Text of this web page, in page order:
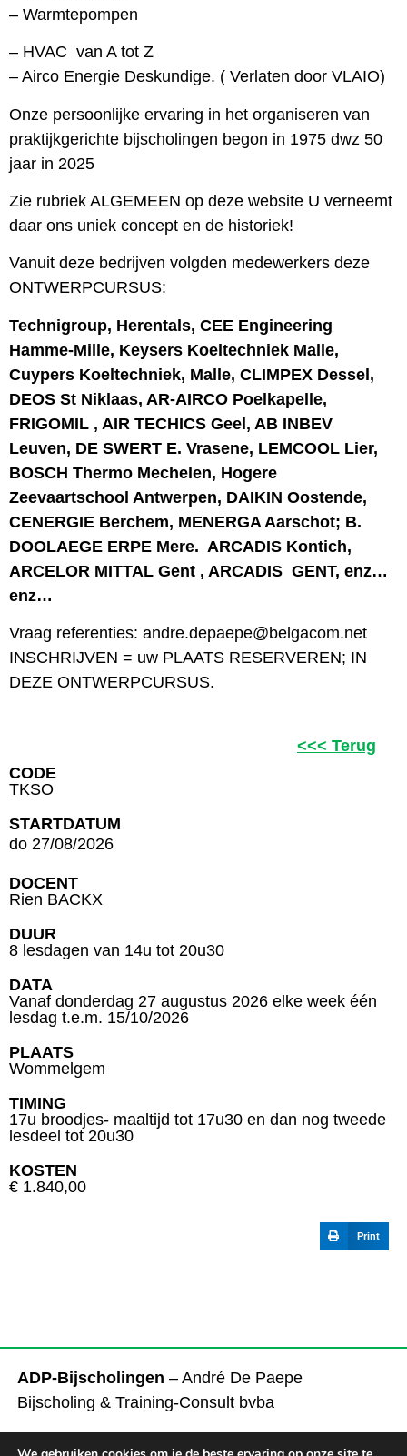
– Warmtepompen
– HVAC van A tot Z
– Airco Energie Deskundige. ( Verlaten door VLAIO)
Onze persoonlijke ervaring in het organiseren van
praktijkgerichte bijscholingen begon in 1975 dwz 50
jaar in 2025
Zie rubriek ALGEMEEN op deze website U verneemt
daar ons uniek concept en de historiek!
Vanuit deze bedrijven volgden medewerkers deze
ONTWERPCURSUS:
Technigroup, Herentals, CEE Engineering
Hamme-Mille, Keysers Koeltechniek Malle,
Cuypers Koeltechniek, Malle, CLIMPEX Dessel,
DEOS St Niklaas, AR-AIRCO Poelkapelle,
FRIGOMIL , AIR TECHICS Geel, AB INBEV
Leuven, DE SWERT E. Vrasene, LEMCOOL Lier,
BOSCH Thermo Mechelen, Hogere
Zeevaartschool Antwerpen, DAIKIN Oostende,
CENERGIE Berchem, MENERGA Aarschot; B.
DOOLAEGE ERPE Mere. ARCADIS Kontich,
ARCELOR MITTAL Gent , ARCADIS GENT, enz…
enz…
Vraag referenties: andre.depaepe@belgacom.net
INSCHRIJVEN = uw PLAATS RESERVEREN; IN
DEZE ONTWERPCURSUS.
<<< Terug
CODE
TKSO
STARTDATUM
do 27/08/2026
DOCENT
Rien BACKX
DUUR
8 lesdagen van 14u tot 20u30
DATA
Vanaf donderdag 27 augustus 2026 elke week één
lesdag t.e.m. 15/10/2026
PLAATS
Wommelgem
TIMING
17u broodjes- maaltijd tot 17u30 en dan nog tweede
lesdeel tot 20u30
KOSTEN
€ 1.840,00
Print
ADP-Bijscholingen – André De Paepe
Bijscholing & Training-Consult bvba
Tel. +32 472 93 65 09